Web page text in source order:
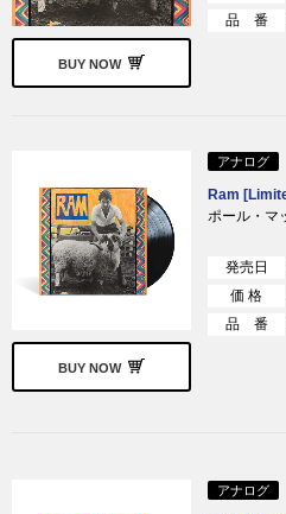
BUY NOW
品 番
BUY NOW
アナログ
Ram
ポール・マ
発売日
価 格
品 番
アナログ